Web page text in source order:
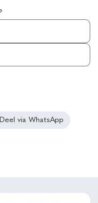
Deel via WhatsApp